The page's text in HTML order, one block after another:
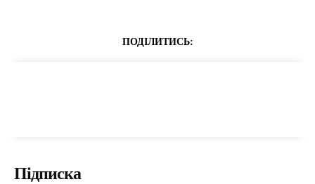
ПОДІЛИТИСЬ:
Підписка